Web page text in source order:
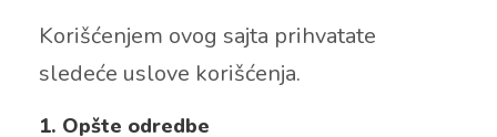
Korišćenjem ovog sajta prihvatate
sledeće uslove korišćenja.
1. Opšte odredbe